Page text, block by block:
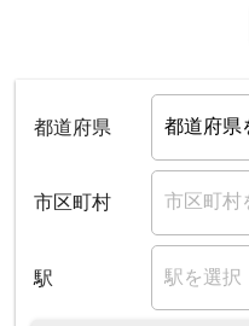
都道府県
市区町村
駅